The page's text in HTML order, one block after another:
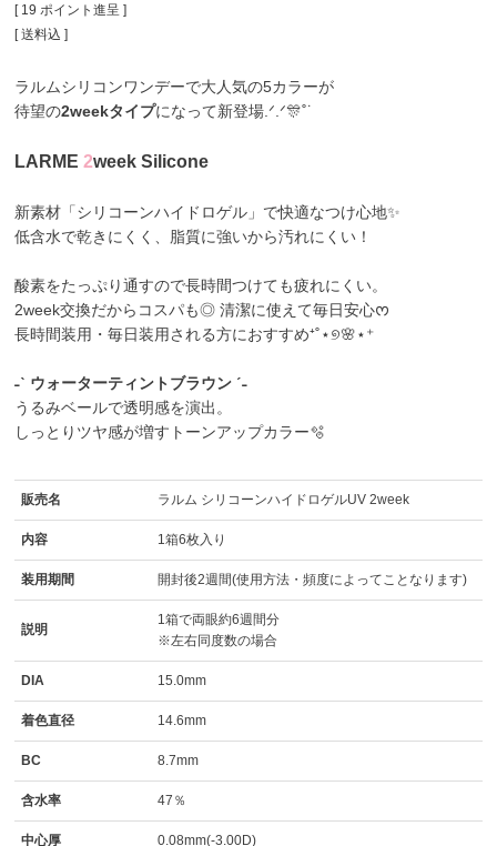
[ 19 ポイント進呈 ]
送料込
ラルムシリコンワンデーで大人気の5カラーが
待望の2weekタイプになって新登場.ᐟ.ᐟ🎊˚˙
LARME 2week Silicone
新素材「シリコーンハイドロゲル」で快適なつけ心地✨
低含水で乾きにくく、脂質に強いから汚れにくい！
酸素をたっぷり通すので長時間つけても疲れにくい。
2week交換だからコスパも◎ 清潔に使えて毎日安心ᰔ
長時間装用・毎日装用される方におすすめ⁺˚⋆୭🌸⋆⁺
˗ˋ ウォーターティントブラウン ˊ˗
うるみベールで透明感を演出。
しっとりツヤ感が増すトーンアップカラー🫧
販売名 ラルム シリコーンハイドロゲルUV 2week
内容 1箱6枚入り
装用期間 開封後2週間(使用方法・頻度によってことなります)
説明
1箱で両眼約6週間分
※左右同度数の場合
DIA 15.0mm
着色直径 14.6mm
BC 8.7mm
含水率 47％
中心厚 0.08mm(-3.00D)